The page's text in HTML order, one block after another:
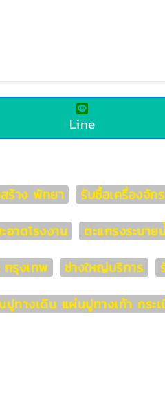
Line
ร้าง พัทยา รับซื้อเครื่องจัก
อาดโรงงาน ตะแกรงระบาย
รุงเทพ ช่างใหญ่บริการ
ทางเดิน แผ่นปูทางเท้า กร